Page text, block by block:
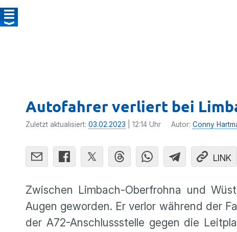
Autofahrer verliert bei
Zuletzt aktualisiert: 03.02.2023 | 12:14 Uhr Autor: Conny
LINK
Zwischen Limbach-Oberfrohna und
Augen geworden. Er verlor während der
der A72-Anschlussstelle gegen die